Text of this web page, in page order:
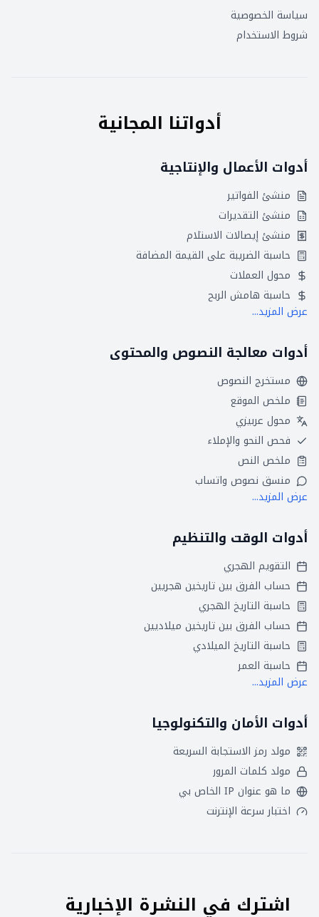
سياسة الخصوصية
شروط الاستخدام
أدواتنا المجانية
أدوات الأعمال والإنتاجية
منشئ الفواتير
منشئ التقديرات
منشئ إيصالات الاستلام
حاسبة الضريبة على القيمة المضافة
محول العملات
حاسبة هامش الربح
عرض المزيد...
أدوات معالجة النصوص والمحتوى
مستخرج النصوص
ملخص الموقع
محول عربيزي
فحص النحو والإملاء
ملخص النص
منسق نصوص واتساب
عرض المزيد...
أدوات الوقت والتنظيم
التقويم الهجري
حساب الفرق بين تاريخين هجريين
حاسبة التاريخ الهجري
حساب الفرق بين تاريخين ميلاديين
حاسبة التاريخ الميلادي
حاسبة العمر
عرض المزيد...
أدوات الأمان والتكنولوجيا
مولد رمز الاستجابة السريعة
مولد كلمات المرور
ما هو عنوان IP الخاص بي
اختبار سرعة الإنترنت
اشترك في النشرة الإخبارية